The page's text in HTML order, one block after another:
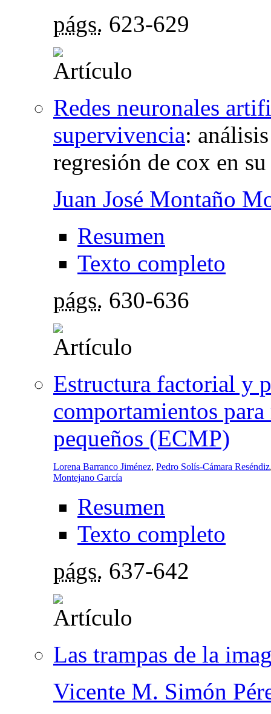
págs. 623-629
Redes neuronales
supervivencia:
regresión de cox en
Juan José Montaño
Resumen
Texto completo
págs. 630-636
Estructura factorial y
comportamientos
pequeños (ECMP)
Lorena Barranco Jiménez, Pedro Solís-Cámara Reséndiz
Montejano García
Resumen
Texto completo
págs. 637-642
Las trampas de la
Vicente M. Simón